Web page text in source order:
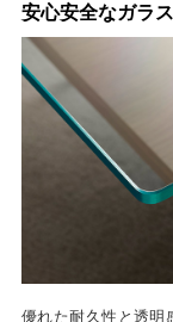
安心安全なガラ
優れた耐久性と透明